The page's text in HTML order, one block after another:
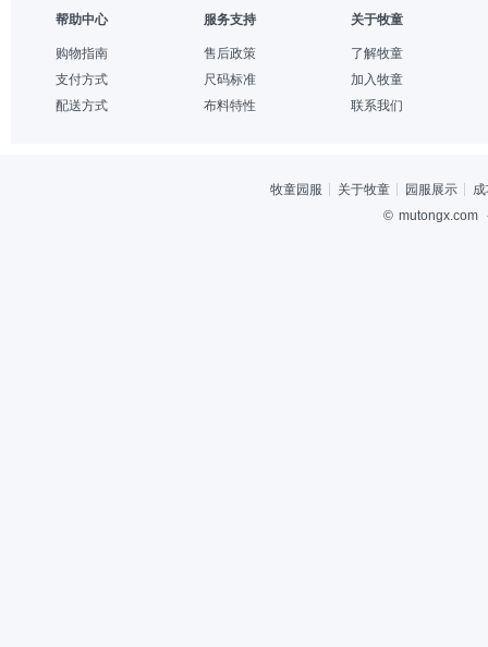
帮助中心
购物指南
支付方式
配送方式
服务支持
售后政策
尺码标准
布料特性
关于牧童
了解牧童
加入牧童
联系我们
牧童园服 关于牧童 园服展示
© mutongx.com